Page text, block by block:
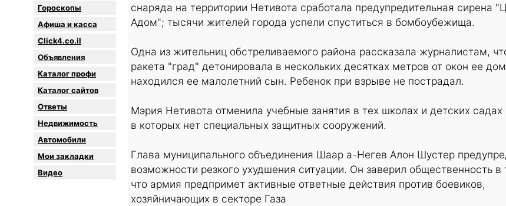
Гороскопы
Афиша и касса
Click4.co.il
Объявления
Каталог профи
Каталог сайтов
Oтветы
Недвижимость
Автомобили
Мои закладки
Видео
снаряда на территории Нетивота сработала предупредительная сирена
Адом"; тысячи жителей города успели спуститься в бомбоубежища.
Одна из жительниц обстреливаемого района рассказала журналистам,
ракета "град" детонировала в нескольких десятках метров от окон ее
находился ее малолетний сын. Ребенок при взрыве не пострадал.
Мэрия Нетивота отменила учебные занятия в тех школах и детских садах
в которых нет специальных защитных сооружений.
Глава муниципального объединения Шаар а-Негев Алон Шустер
возможности резкого ухудшения ситуации. Он заверил общественность в
что армия предпримет активные ответные действия против боевиков,
хозяйничающих в секторе Газа